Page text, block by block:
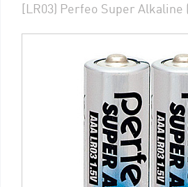
[LR03) Perfeo Super